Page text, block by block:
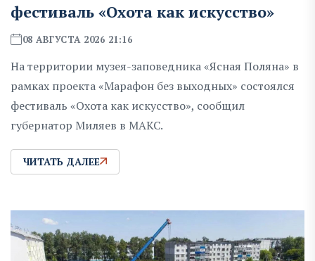
фестиваль «Охота как искусство»
08 АВГУСТА 2026 21:16
На территории музея-заповедника «Ясная Поляна» в
рамках проекта «Марафон без выходных» состоялся
фестиваль «Охота как искусство», сообщил
губернатор Миляев в MAKC.
ЧИТАТЬ ДАЛЕЕ